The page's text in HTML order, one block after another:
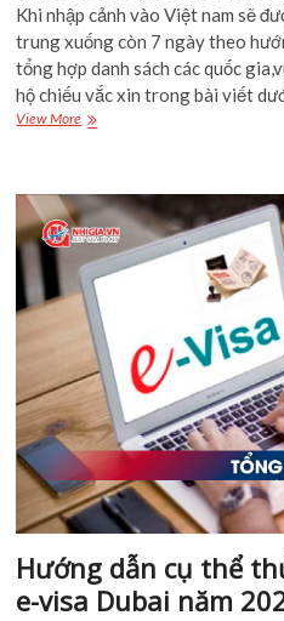
Khi nhập cảnh vào Việt nam sẽ
trung xuống còn 7 ngày theo
tổng hợp danh sách các quốc
hộ chiếu vắc xin trong bài viết
View MoreViệt
chiếu
vắc
xin
của
79
quốc
gia,
vùng
lãnh
thổ
[cập
nhật
21/1/22]
Hướng dẫn cụ thể
e-visa Dubai năm